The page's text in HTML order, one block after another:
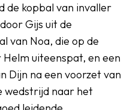
de kopbal van invaller
Gijs uit de
van Noa, die op de
uiteenspat, en een
Dijn na een voorzet van
wedstrijd naar het